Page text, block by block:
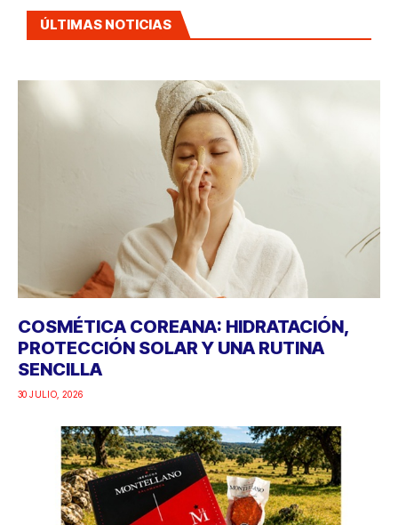
ÚLTIMAS NOTICIAS
COSMÉTICA COREANA: HIDRATACIÓN,
PROTECCIÓN SOLAR Y UNA RUTINA
SENCILLA
30 JULIO, 2026